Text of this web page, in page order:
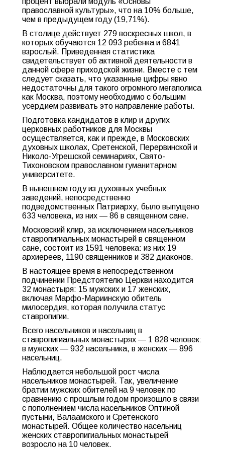
православной культуры», что на 10% больше,
чем в предыдущем году (19,71%).
В столице действует 279 воскресных школ, в
которых обучаются 12 093 ребенка и 6841
взрослый. Приведенная статистика
свидетельствует об активной деятельности в
данной сфере приходской жизни. Вместе с тем
следует сказать, что указанные цифры явно
недостаточны для такого огромного мегаполиса
как Москва, поэтому необходимо с большим
усердием развивать это направление работы.
Подготовка кандидатов в клир и других
церковных работников для Москвы
осуществляется, как и прежде, в Московских
духовных школах, Сретенской, Перервинской и
Николо-Угрешской семинариях, Свято-
Тихоновском православном гуманитарном
университете.
В нынешнем году из духовных учебных
заведений, непосредственно
подведомственных Патриарху, было выпущено
633 человека, из них — 86 в священном сане.
Московский клир, за исключением насельников
ставропигиальных монастырей в священном
сане, состоит из 1591 человека: из них 19
архиереев, 1190 священников и 382 диаконов.
В настоящее время в непосредственном
подчинении Предстоятелю Церкви находится
32 монастыря: 15 мужских и 17 женских,
включая Марфо-Мариинскую обитель
милосердия, которая получила статус
ставропигии.
Всего насельников и насельниц в
ставропигиальных монастырях — 1 828 человек:
в мужских — 932 насельника, в женских — 896
насельниц.
Наблюдается небольшой рост числа
насельников монастырей. Так, увеличение
братии мужских обителей на 9 человек по
сравнению с прошлым годом произошло в связи
с пополнением числа насельников Оптиной
пустыни, Валаамского и Сретенского
монастырей. Общее количество насельниц
женских ставропигиальных монастырей
возросло на 10 человек.